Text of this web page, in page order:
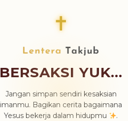
✝
BERSAKSI YUK...
Jangan simpan sendiri kesaksian
imanmu. Bagikan cerita bagaimana
Yesus bekerja dalam hidupmu
.